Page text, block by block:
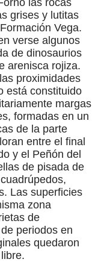
grises y lutitas
Vega.
verse algunos
de dinosaurios
arenisca rojiza.
proximidades
está constituido
margas
formadas en un
de la parte
entre el final
y el Peñón del
de pisada de
Las superficies
zona
de
periodos en
quedaron